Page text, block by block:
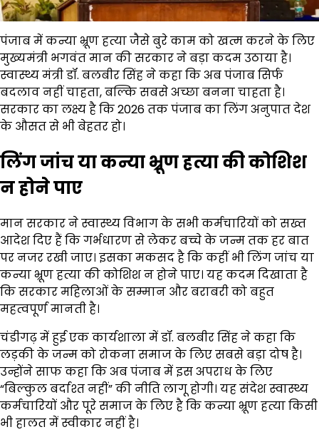
पंजाब में कन्या भ्रूण हत्या जैसे बुरे काम को खत्म करने के लिए
मुख्यमंत्री भगवंत मान की सरकार ने बड़ा कदम उठाया है।
स्वास्थ्य मंत्री डॉ. बलबीर सिंह ने कहा कि अब पंजाब सिर्फ
बदलाव नहीं चाहता, बल्कि सबसे अच्छा बनना चाहता है।
सरकार का लक्ष्य है कि 2026 तक पंजाब का लिंग अनुपात देश
के औसत से भी बेहतर हो।
लिंग जांच या कन्या भ्रूण हत्या की कोशिश
न होने पाए
मान सरकार ने स्वास्थ्य विभाग के सभी कर्मचारियों को सख्त
आदेश दिए हैं कि गर्भधारण से लेकर बच्चे के जन्म तक हर बात
पर नजर रखी जाए। इसका मकसद है कि कहीं भी लिंग जांच या
कन्या भ्रूण हत्या की कोशिश न होने पाए। यह कदम दिखाता है
कि सरकार महिलाओं के सम्मान और बराबरी को बहुत
महत्वपूर्ण मानती है।
चंडीगढ़ में हुई एक कार्यशाला में डॉ. बलबीर सिंह ने कहा कि
लड़की के जन्म को रोकना समाज के लिए सबसे बड़ा दोष है।
उन्होंने साफ कहा कि अब पंजाब में इस अपराध के लिए
“बिल्कुल बर्दाश्त नहीं” की नीति लागू होगी। यह संदेश स्वास्थ्य
कर्मचारियों और पूरे समाज के लिए है कि कन्या भ्रूण हत्या किसी
भी हालत में स्वीकार नहीं है।